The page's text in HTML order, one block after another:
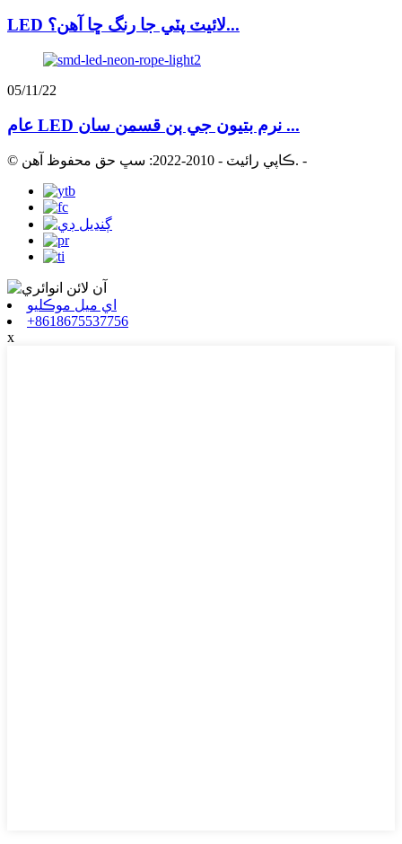
LED لائيٽ پٽي جا رنگ ڇا آهن؟...
05/11/22
عام LED نرم بتيون جي ٻن قسمن سان ...
© ڪاپي رائيٽ - 2010-2022: سڀ حق محفوظ آهن. -
اي ميل موڪليو
+8618675537756
x